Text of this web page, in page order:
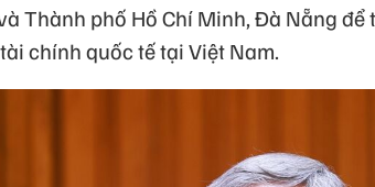
Thành phố Hồ Chí Minh, Đà Nẵng để
chính quốc tế tại Việt Nam.